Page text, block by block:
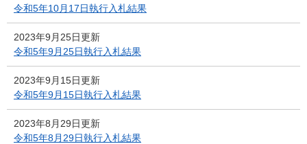
令和5年10月17日執行入札結果
2023年9月25日更新
令和5年9月25日執行入札結果
2023年9月15日更新
令和5年9月15日執行入札結果
2023年8月29日更新
令和5年8月29日執行入札結果